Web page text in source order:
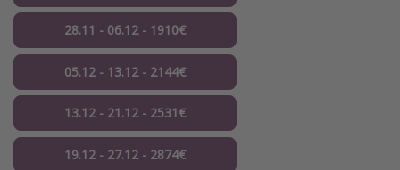
28.11 - 06.12 - 1910€
05.12 - 13.12 - 2144€
13.12 - 21.12 - 2531€
19.12 - 27.12 - 2874€